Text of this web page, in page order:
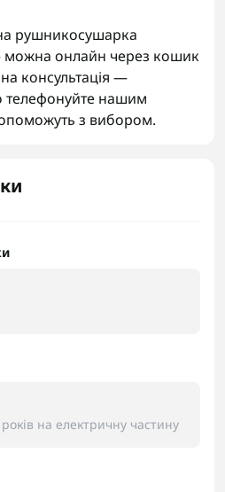
рушникосушарка
можна онлайн через кошик
консультація —
телефонуйте нашим
з вибором.
на електричну частину